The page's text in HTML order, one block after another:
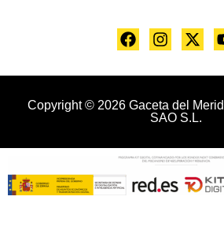
Copyright © 2026 Gaceta del
SAO S.L.